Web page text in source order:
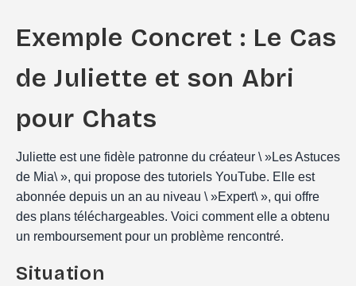
Exemple Concret : Le Cas
de Juliette et son Abri
pour Chats
Juliette est une fidèle patronne du créateur \ »Les Astuces
de Mia\ », qui propose des tutoriels YouTube. Elle est
abonnée depuis un an au niveau \ »Expert\ », qui offre
des plans téléchargeables. Voici comment elle a obtenu
un remboursement pour un problème rencontré.
Situation